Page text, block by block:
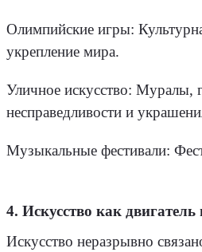
Олимпийские игры:
укрепление мира.
Уличное искусство: Муралы,
несправедливости и
Музыкальные фестивали:
4. Искусство как
Искусство неразрывно